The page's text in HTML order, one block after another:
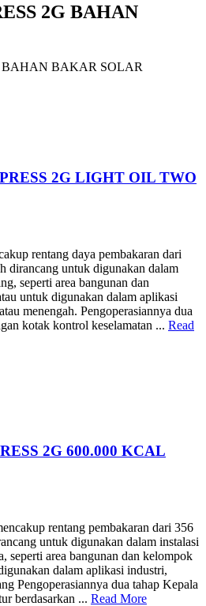
2G BAHAN
BAHAN BAKAR SOLAR
2G LIGHT OIL TWO
rentang daya pembakaran dari
dirancang untuk digunakan dalam
seperti area bangunan dan
untuk digunakan dalam aplikasi
menengah. Pengoperasiannya dua
kotak kontrol keselamatan ... Read
2G 600.000 KCAL
rentang pembakaran dari 356
untuk digunakan dalam instalasi
seperti area bangunan dan kelompok
dalam aplikasi industri,
Pengoperasiannya dua tahap Kepala
berdasarkan ... Read More